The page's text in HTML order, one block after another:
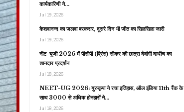
कार्यकारिणी ने…
Jul 19, 2026
केशवानन्द का जलवा बरकरार, दूसरे दिन भी जीत का सिलसिला जारी
Jul 19, 2026
नीट-यूजी 2026 में पीसीपी (प्रिंस) सीकर की छात्रा देवांगी दाधीच का
शानदार प्रदर्शन
Jul 18, 2026
NEET-UG 2026: गुरुकृपा ने रचा इतिहास, ऑल इंडिया 11th रैंक के
साथ 3000 से अधिक होनहारों ने…
Jul 18, 2026